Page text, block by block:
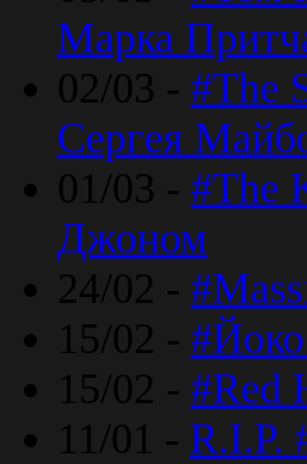
Марка
02/03 - #The
Сергея
01/03 - #The
Джоном
24/02 -
15/02 -
15/02 - #Red
11/01 - R.I.P.